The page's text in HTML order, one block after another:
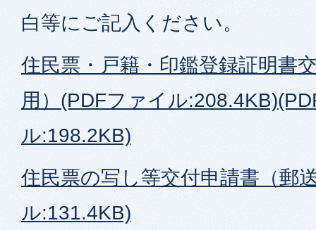
白等にご記入ください。
住民票・戸籍・印鑑登録証明書
用）(PDFファイル:208.4KB)
ル:198.2KB)
住民票の写し等交付申請書（郵
ル:131.4KB)